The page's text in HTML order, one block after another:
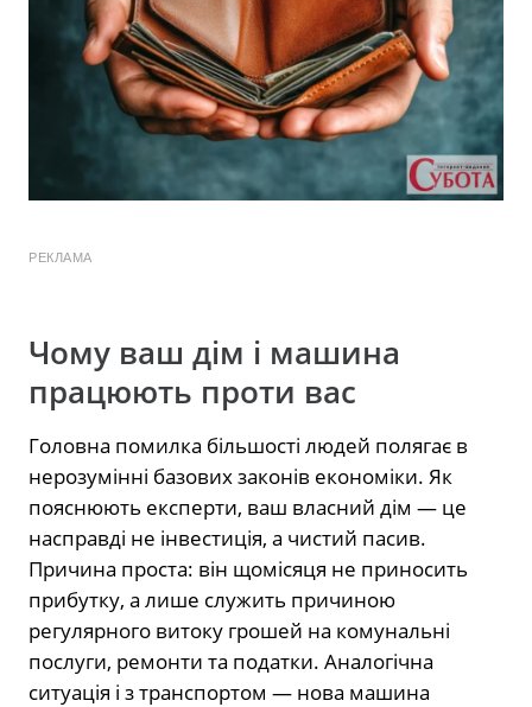
РЕКЛАМА
Чому ваш дім і машина
працюють проти вас
Головна помилка більшості людей полягає в
нерозумінні базових законів економіки. Як
пояснюють експерти, ваш власний дім — це
насправді не інвестиція, а чистий пасив.
Причина проста: він щомісяця не приносить
прибутку, а лише служить причиною
регулярного витоку грошей на комунальні
послуги, ремонти та податки. Аналогічна
ситуація і з транспортом — нова машина